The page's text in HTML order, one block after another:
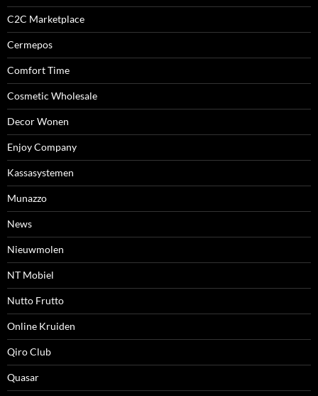
C2C Marketplace
Cermepos
Comfort Time
Cosmetic Wholesale
Decor Wonen
Enjoy Company
Kassasystemen
Munazzo
News
Nieuwmolen
NT Mobiel
Nutto Frutto
Online Kruiden
Qiro Club
Quasar